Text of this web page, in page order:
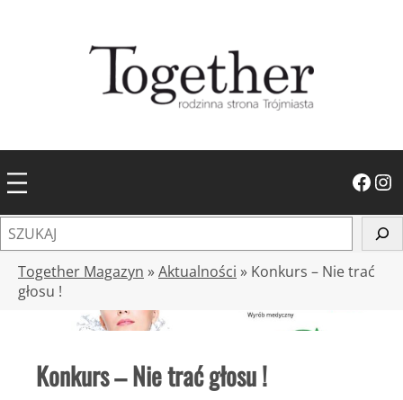
Facebook Instagram
z
Together Magazyn »Aktualności » Konkurs – Nie trać
głosu !
Konkurs – Nie trać głosu !